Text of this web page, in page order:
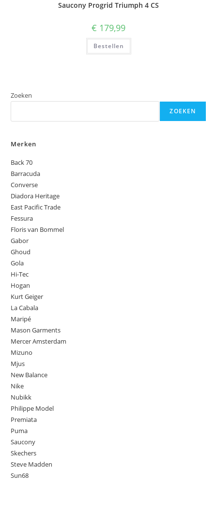
Saucony Progrid Triumph 4 CS
€ 179,99
Bestellen
Zoeken
ZOEKEN
Merken
Back 70
Barracuda
Converse
Diadora Heritage
East Pacific Trade
Fessura
Floris van Bommel
Gabor
Ghoud
Gola
Hi-Tec
Hogan
Kurt Geiger
La Cabala
Maripé
Mason Garments
Mercer Amsterdam
Mizuno
Mjus
New Balance
Nike
Nubikk
Philippe Model
Premiata
Puma
Saucony
Skechers
Steve Madden
Sun68